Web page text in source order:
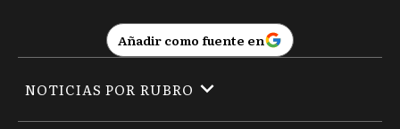
Añadir como fuente en
NOTICIAS POR RUBRO